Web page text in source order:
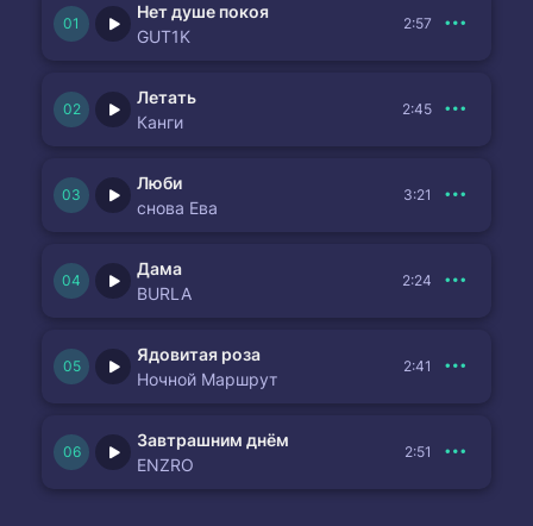
Нет душе покоя
GUT1K
2:57
Летать
Канги
2:45
Люби
снова Ева
3:21
Дама
BURLA
2:24
Ядовитая роза
Ночной Маршрут
2:41
Завтрашним днём
ENZRO
2:51